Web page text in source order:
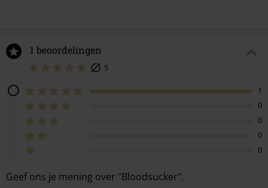
1 beoordelingen
5
1
0
0
0
0
Geef ons je mening over "Bloodsucker".